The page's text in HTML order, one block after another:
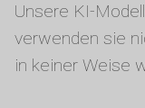
Unsere KI-
verwenden sie
in keiner Weise